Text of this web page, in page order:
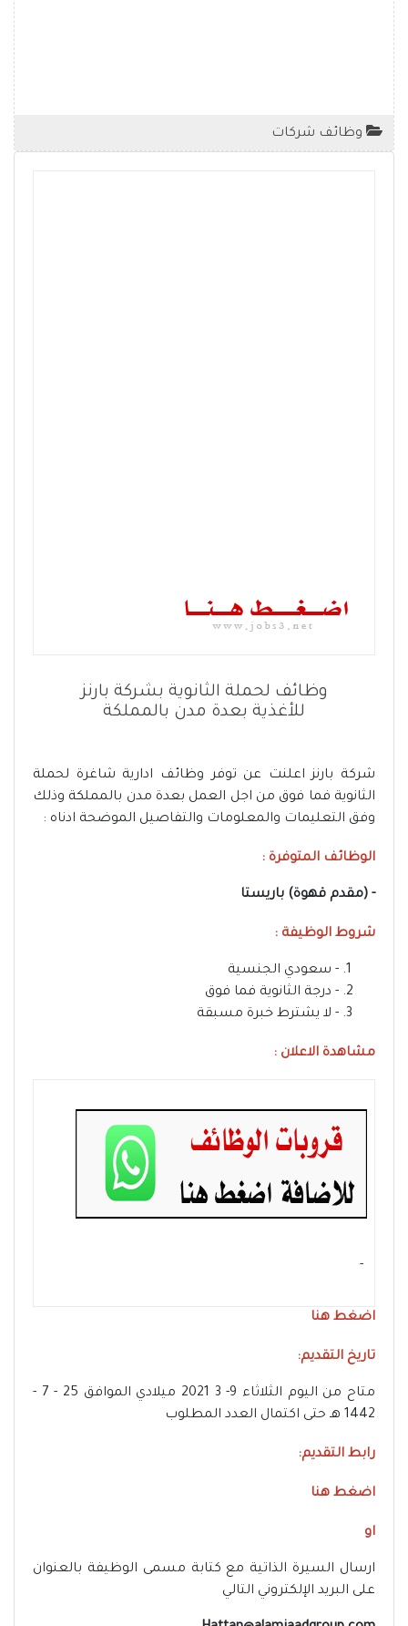
وظائف شركات
وظائف لحملة الثانوية بشركة بارنز
للأغذية بعدة مدن بالمملكة
شركة بارنز اعلنت عن توفر وظائف ادارية شاغرة لحملة
الثانوية فما فوق من اجل العمل بعدة مدن بالمملكة وذلك
وفق التعليمات والمعلومات والتفاصيل الموضحة ادناه :
الوظائف المتوفرة :
- (مقدم قهوة) باريستا
شروط الوظيفة :
- سعودي الجنسية
- درجة الثانوية فما فوق
- لا يشترط خبرة مسبقة
مشاهدة الاعلان :
- ‏
اضغط هنا
تاريخ التقديم:
متاح من اليوم الثلاثاء 9- 3 2021 ميلادي الموافق 25 - 7 -
1442 هـ حتى اكتمال العدد المطلوب
رابط التقديم:
اضغط هنا
او
ارسال السيرة الذاتية مع كتابة مسمى الوظيفة بالعنوان
على البريد الإلكتروني التالي